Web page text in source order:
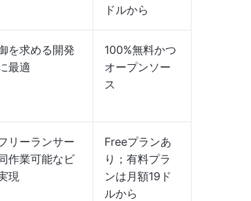
ドルから
を求める開発
最適
100%無料かつ
オープンソー
ス
リーランサー
作業可能なビ
現
Freeプランあ
り；有料プラ
ンは月額19ド
ルから